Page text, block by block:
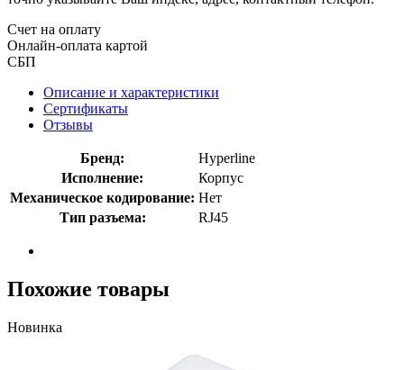
Счет на оплату
Онлайн-оплата картой
СБП
Описание и характеристики
Сертификаты
Отзывы
Бренд:
Hyperline
Исполнение:
Корпус
Механическое кодирование: Нет
Тип разъема:
RJ45
Похожие товары
Новинка